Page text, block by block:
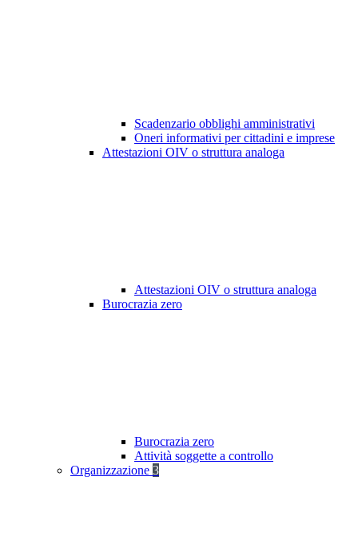
Scadenzario obblighi amministrativi
Oneri informativi per cittadini e imprese
Attestazioni OIV o struttura analoga
Attestazioni OIV o struttura analoga
Burocrazia zero
Burocrazia zero
Attività soggette a controllo
Organizzazione 3